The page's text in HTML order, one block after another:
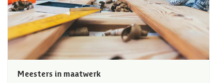
Meesters in maatwerk